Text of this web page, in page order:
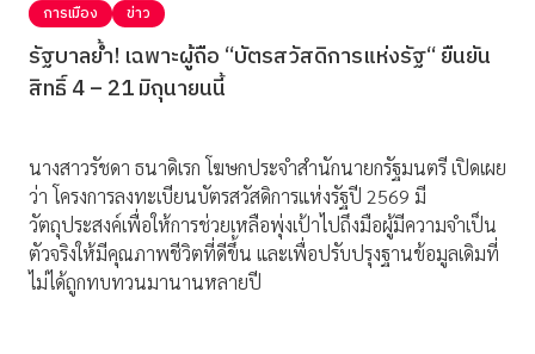
LOTTERY
VIDEO
ร่วมด้วยช่วยกัน
การเมือง ข่าว
รัฐบาลย้ำ! เฉพาะผู้ถือ “บัตรสวัสดิการแห่งรัฐ“ ยืนยัน
สิทธิ์ 4 – 21 มิถุนายนนี้
นางสาวรัชดา ธนาดิเรก โฆษกประจำสำนักนายกรัฐมนตรี เปิดเผย
ว่า โครงการลงทะเบียนบัตรสวัสดิการแห่งรัฐปี 2569 มี
วัตถุประสงค์เพื่อให้การช่วยเหลือพุ่งเป้าไปถึงมือผู้มีความจำเป็น
ตัวจริงให้มีคุณภาพชีวิตที่ดีขึ้น และเพื่อปรับปรุงฐานข้อมูลเดิมที่
ไม่ได้ถูกทบทวนมานานหลายปี